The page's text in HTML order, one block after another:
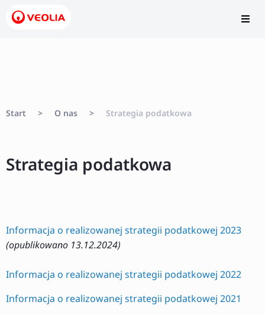
Start > O nas > Strategia podatkowa
Strategia podatkowa
Informacja o realizowanej strategii podatkowej 2023
(opublikowano 13.12.2024)
Informacja o realizowanej strategii podatkowej 2022
Informacja o realizowanej strategii podatkowej 2021